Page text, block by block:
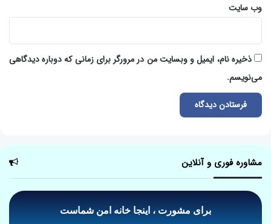
وب‌ سایت
ذخیره نام، ایمیل و وبسایت من در مرورگر برای زمانی که دوباره دیدگاهی
می‌نویسم.
مشاوره فوری و آنلاین
برای مشورت ، اینجا خانه امن شماست